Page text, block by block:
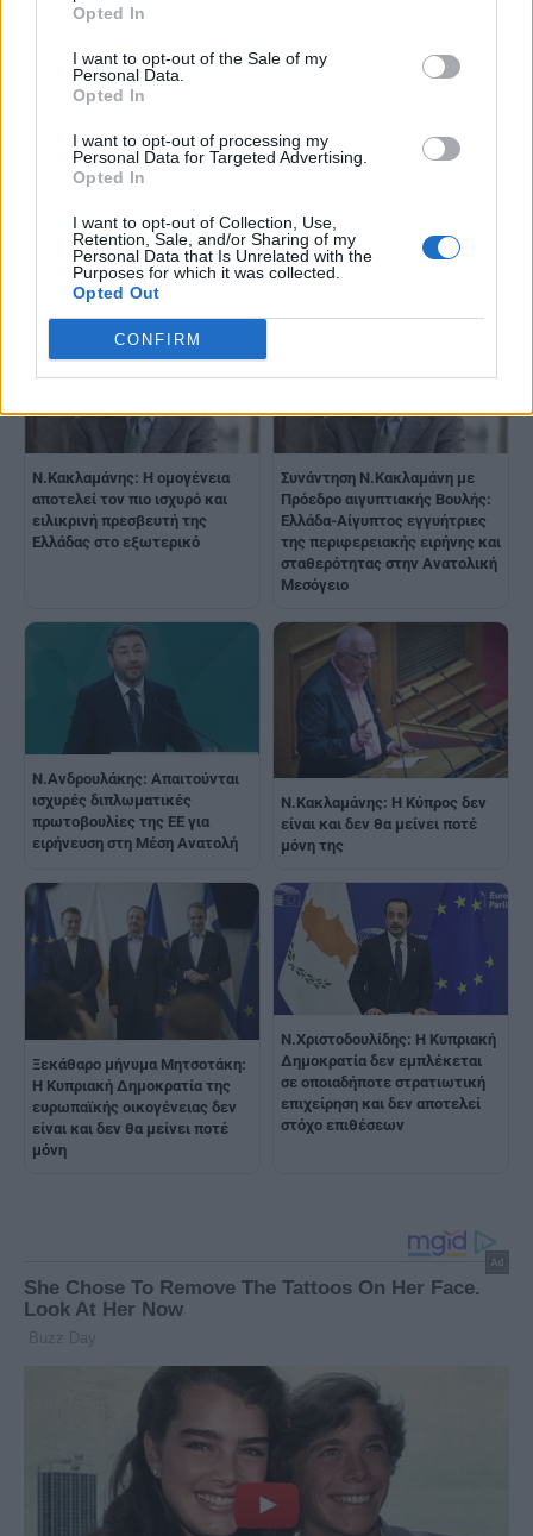
Opted In
I want to opt-out of the Sale of my
Personal Data.
Opted In
I want to opt-out of processing my
Personal Data for Targeted Advertising.
Opted In
I want to opt-out of Collection, Use,
Retention, Sale, and/or Sharing of my
Personal Data that Is Unrelated with the
Purposes for which it was collected.
Opted Out
CONFIRM
Κ.Μητσοτάκης σε
στέκεται στο πλευρό της
Κύπρου - Κοινή γραμμή για
επανέναρξη των συνομιλιών
στο Κυπριακό
Ν.Χριστοδουλίδης: Χρέος μας ο
τερματισμός της κατοχής –
για το Κυπριακό
Ν.Κακλαμάνης: Η ομογένεια
αποτελεί τον πιο ισχυρό και
ειλικρινή πρεσβευτή της
Ελλάδας στο εξωτερικό
Συνάντηση Ν.Κακλαμάνη με
Πρόεδρο αιγυπτιακής Βουλής:
Ελλάδα-Αίγυπτος εγγυήτριες
της περιφερειακής ειρήνης και
σταθερότητας στην Ανατολική
Μεσόγειο
Ν.Ανδρουλάκης: Απαιτούνται
ισχυρές διπλωματικές
πρωτοβουλίες της ΕΕ για
ειρήνευση στη Μέση Ανατολή
Ν.Κακλαμάνης: Η Κύπρος δεν
είναι και δεν θα μείνει ποτέ
μόνη της
Ξεκάθαρο μήνυμα Μητσοτάκη:
Η Κυπριακή Δημοκρατία της
ευρωπαϊκής οικογένειας δεν
είναι και δεν θα μείνει ποτέ
μόνη
Ν.Χριστοδουλίδης: Η Κυπριακή
Δημοκρατία δεν εμπλέκεται
σε οποιαδήποτε στρατιωτική
επιχείρηση και δεν αποτελεί
στόχο επιθέσεων